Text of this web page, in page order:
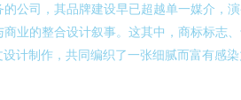
公司，其品牌建设早已超越单一媒介，
业的整合设计叙事。这其中，商标标志
计制作，共同编织了一张细腻而富有感